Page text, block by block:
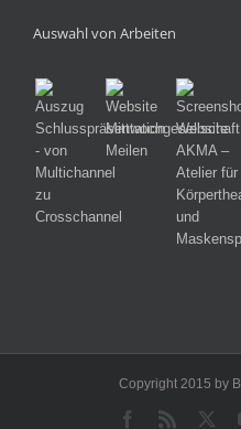
Auswahl von Arbeiten
Copyright 2015 by
Facebook
Rss